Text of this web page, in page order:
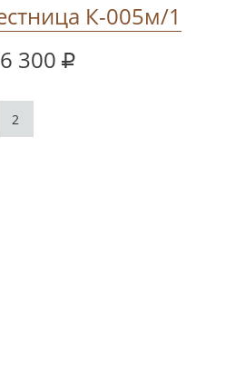
К-005м/1
300
2